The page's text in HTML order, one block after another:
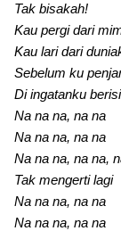
Tak bisakah!
Kau pergi dari
Kau lari dari
Sebelum ku
Di ingatanku
Na na na, na na
Na na na, na na
Na na na, na na,
Tak mengerti lagi
Na na na, na na
Na na na, na na